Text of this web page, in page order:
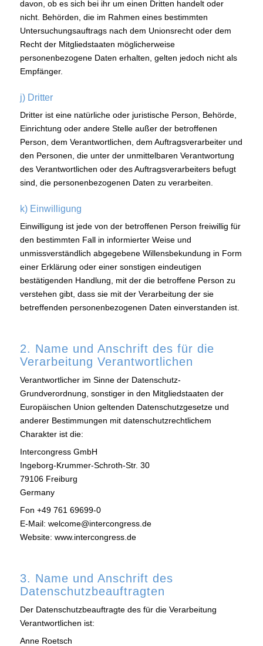
davon, ob es sich bei ihr um einen Dritten handelt oder
nicht. Behörden, die im Rahmen eines bestimmten
Untersuchungsauftrags nach dem Unionsrecht oder dem
Recht der Mitgliedstaaten möglicherweise
personenbezogene Daten erhalten, gelten jedoch nicht als
Empfänger.
j) Dritter
Dritter ist eine natürliche oder juristische Person, Behörde,
Einrichtung oder andere Stelle außer der betroffenen
Person, dem Verantwortlichen, dem Auftragsverarbeiter und
den Personen, die unter der unmittelbaren Verantwortung
des Verantwortlichen oder des Auftragsverarbeiters befugt
sind, die personenbezogenen Daten zu verarbeiten.
k) Einwilligung
Einwilligung ist jede von der betroffenen Person freiwillig für
den bestimmten Fall in informierter Weise und
unmissverständlich abgegebene Willensbekundung in Form
einer Erklärung oder einer sonstigen eindeutigen
bestätigenden Handlung, mit der die betroffene Person zu
verstehen gibt, dass sie mit der Verarbeitung der sie
betreffenden personenbezogenen Daten einverstanden ist.
2. Name und Anschrift des für die
Verarbeitung Verantwortlichen
Verantwortlicher im Sinne der Datenschutz-
Grundverordnung, sonstiger in den Mitgliedstaaten der
Europäischen Union geltenden Datenschutzgesetze und
anderer Bestimmungen mit datenschutzrechtlichem
Charakter ist die:
Intercongress GmbH
Ingeborg-Krummer-Schroth-Str. 30
79106 Freiburg
Germany
Fon +49 761 69699-0
E-Mail: welcome@intercongress.de
Website: www.intercongress.de
3. Name und Anschrift des
Datenschutzbeauftragten
Der Datenschutzbeauftragte des für die Verarbeitung
Verantwortlichen ist:
Anne Roetsch